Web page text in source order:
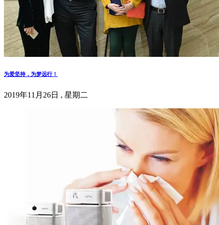
为爱坚持，为梦远行！
2019年11月26日 , 星期二